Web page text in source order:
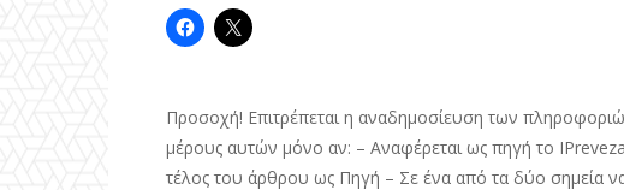
Προσοχή! Επιτρέπεται η αναδημοσίευση των
μέρους αυτών μόνο αν: – Αναφέρεται ως πηγή το
τέλος του άρθρου ως Πηγή – Σε ένα από τα δύο σημεία